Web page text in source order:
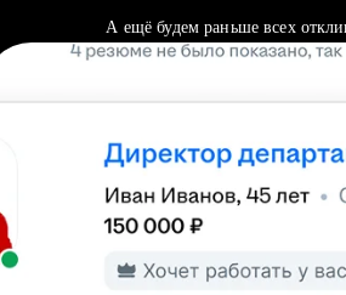
А ещё будем раньше всех